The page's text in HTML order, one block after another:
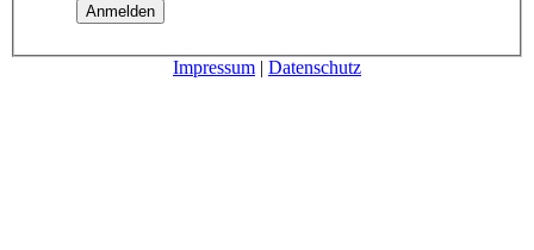
Impressum | Datenschutz